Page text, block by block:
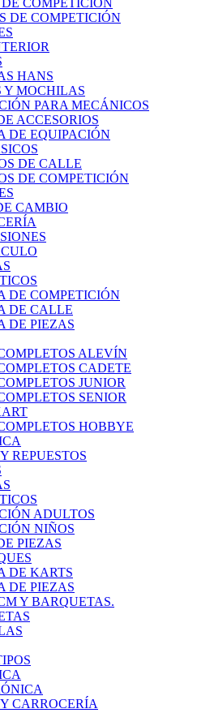
COMPETICIÓN
DE COMPETICIÓN
HANS
Y MOCHILAS
PARA MECÁNICOS
ACCESORIOS
DE EQUIPACIÓN
DE CALLE
DE COMPETICIÓN
CAMBIO
DE COMPETICIÓN
DE CALLE
DE PIEZAS
ALEVÍN
CADETE
JUNIOR
SENIOR
HOBBYE
REPUESTOS
ADULTOS
NIÑOS
PIEZAS
DE KARTS
DE PIEZAS
Y BARQUETAS.
CARROCERÍA